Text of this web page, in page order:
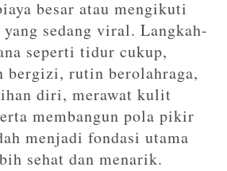
besar atau mengikuti
sedang viral. Langkah-
seperti tidur cukup,
bergizi, rutin berolahraga,
diri, merawat kulit
membangun pola pikir
menjadi fondasi utama
sehat dan menarik.